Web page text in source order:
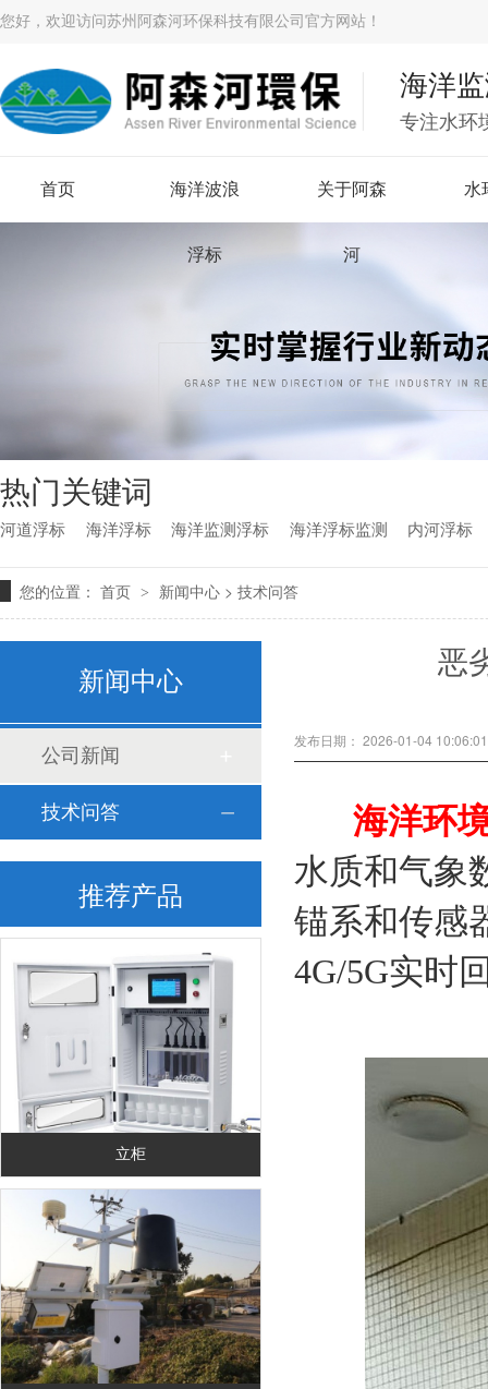
您好，欢迎访问苏州阿森河环保科技有限公司官方网站！
海洋
专注水环
首页 海洋波浪
浮标
关于阿森
河
水
热门关键词
河道浮标 海洋浮标 海洋监测浮标 海洋浮标监测 内河浮标
您的位置： 首页 > 新闻中心 > 技术问答
恶
发布日期： 2026-01-04
海洋环
水质和气象
锚系和传感
4G/5G实时
新闻中心
公司新闻
技术问答
推荐产品
立柜